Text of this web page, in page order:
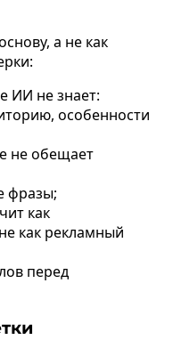
а не как
ИИ не знает:
особенности
не обещает
фразы;
как
как рекламный
перед